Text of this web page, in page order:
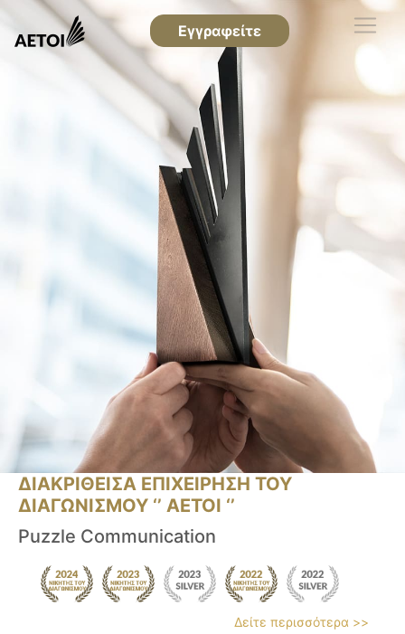
Εγγραφείτε
ΔΙΑΚΡΙΘΕΙΣΑ ΕΠΙΧΕΙΡΗΣΗ ΤΟΥ
ΔΙΑΓΩΝΙΣΜΟΥ ‘’ ΑΕΤΟΙ ‘’
Puzzle Communication
Δείτε περισσότερα >>